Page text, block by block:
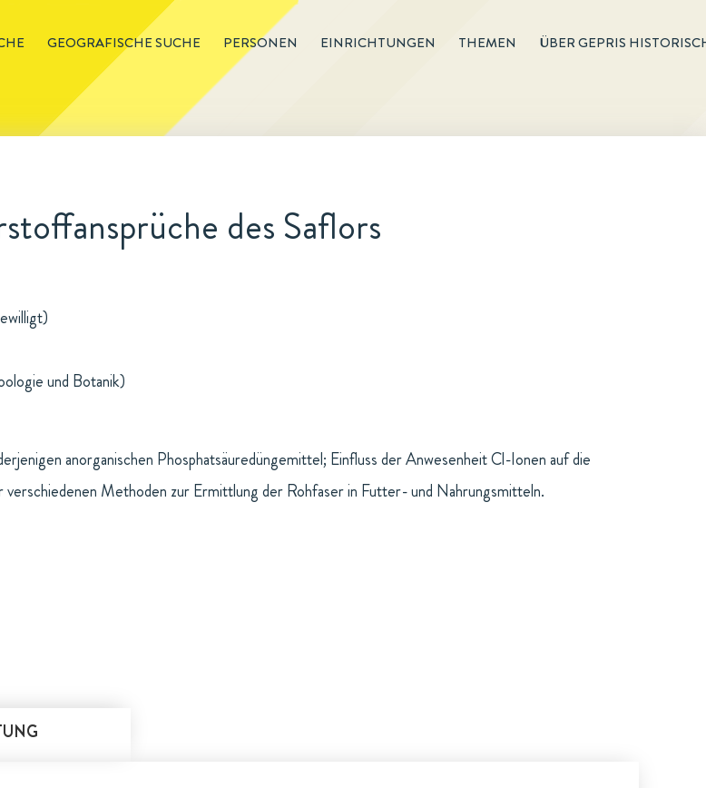
GEOGRAFISCHE SUCHE PERSONEN EINRICHTUNGEN THEMEN ÜBER GEPRIS
des Saflors
und Botanik)
anorganischen Phosphatsäuredüngemittel; Einfluss der Anwesenheit Cl-Ionen auf die
Methoden zur Ermittlung der Rohfaser in Futter- und Nahrungsmitteln.